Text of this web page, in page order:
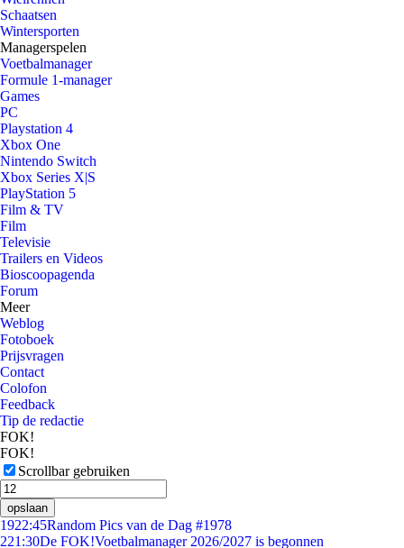
Schaatsen
Wintersporten
Managerspelen
Voetbalmanager
Formule 1-manager
Games
PC
Playstation 4
Xbox One
Nintendo Switch
Xbox Series X|S
PlayStation 5
Film & TV
Film
Televisie
Trailers en Videos
Bioscoopagenda
Forum
Meer
Weblog
Fotoboek
Prijsvragen
Contact
Colofon
Feedback
Tip de redactie
FOK!
FOK!
Scrollbar gebruiken
opslaan
1922:45Random Pics van de Dag #1978
221:30De FOK!Voetbalmanager 2026/2027 is begonnen